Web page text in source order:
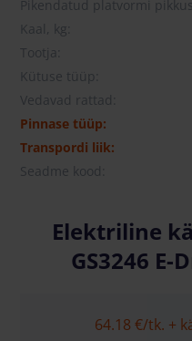
Pikendatud platvormi
Kaal, kg:
Tootja:
Kütuse tüüp:
Vedavad rattad:
Pinnase tüüp:
Transpordi liik:
Seadme kood:
Elektriline
GS3246 E-
64.18 €/tk. +